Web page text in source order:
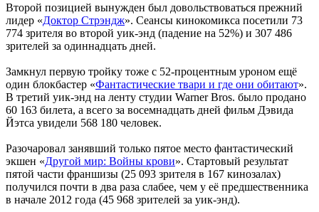
Второй позицией вынужден был довольствоваться прежний
лидер «Доктор Стрэндж». Сеансы кинокомикса посетили 73
774 зрителя во второй уик-энд (падение на 52%) и 307 486
зрителей за одиннадцать дней.
Замкнул первую тройку тоже с 52-процентным уроном ещё
один блокбастер «Фантастические твари и где они обитают».
В третий уик-энд на ленту студии Warner Bros. было продано
60 163 билета, а всего за восемнадцать дней фильм Дэвида
Йэтса увидели 568 180 человек.
Разочаровал занявший только пятое место фантастический
экшен «Другой мир: Войны крови». Стартовый результат
пятой части франшизы (25 093 зрителя в 167 кинозалах)
получился почти в два раза слабее, чем у её предшественника
в начале 2012 года (45 968 зрителей за уик-энд).